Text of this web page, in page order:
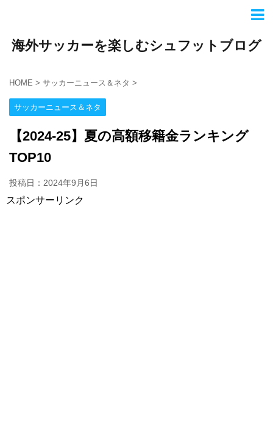
海外サッカーを楽しむシュフットブログ
HOME > サッカーニュース＆ネタ >
サッカーニュース＆ネタ
【2024-25】夏の高額移籍金ランキング
TOP10
投稿日： 2024年9月6日
スポンサーリンク